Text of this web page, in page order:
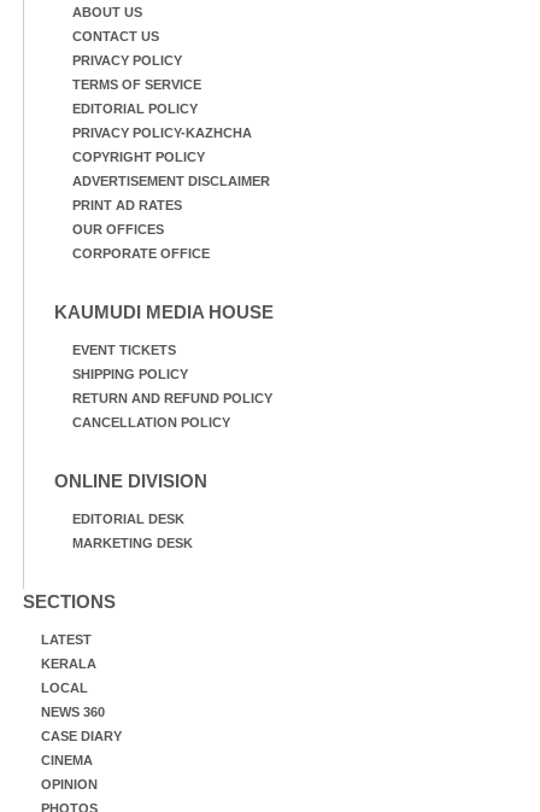
കടത്ത് വള്ളം
ABOUT US
CONTACT US
PRIVACY POLICY
TERMS OF SERVICE
EDITORIAL POLICY
PRIVACY POLICY-KAZHCHA
COPYRIGHT POLICY
ADVERTISEMENT DISCLAIMER
PRINT AD RATES
OUR OFFICES
CORPORATE OFFICE
KAUMUDI MEDIA HOUSE
EVENT TICKETS
SHIPPING POLICY
RETURN AND REFUND POLICY
CANCELLATION POLICY
ONLINE DIVISION
EDITORIAL DESK
MARKETING DESK
SECTIONS
LATEST
KERALA
LOCAL
NEWS 360
CASE DIARY
CINEMA
OPINION
PHOTOS